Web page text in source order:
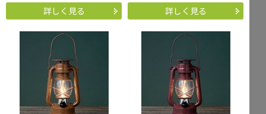
詳しく見る 詳しく見る